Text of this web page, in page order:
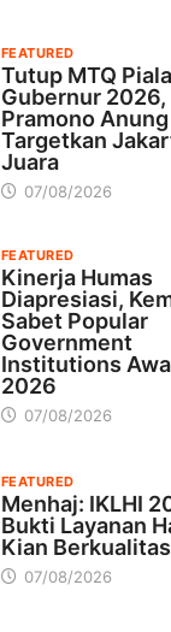
FEATURED
Tutup MTQ Piala
Gubernur 2026,
Pramono Anung
Targetkan
Juara
07/08/2026
FEATURED
Kinerja Humas
Diapresiasi,
Sabet Popular
Government
Institutions
2026
07/08/2026
FEATURED
Menhaj: IKLHI
Bukti Layanan
Kian Berkualitas
07/08/2026